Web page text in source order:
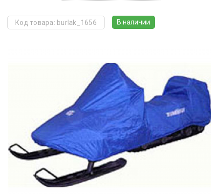
Код товара: burlak_1656 В наличии